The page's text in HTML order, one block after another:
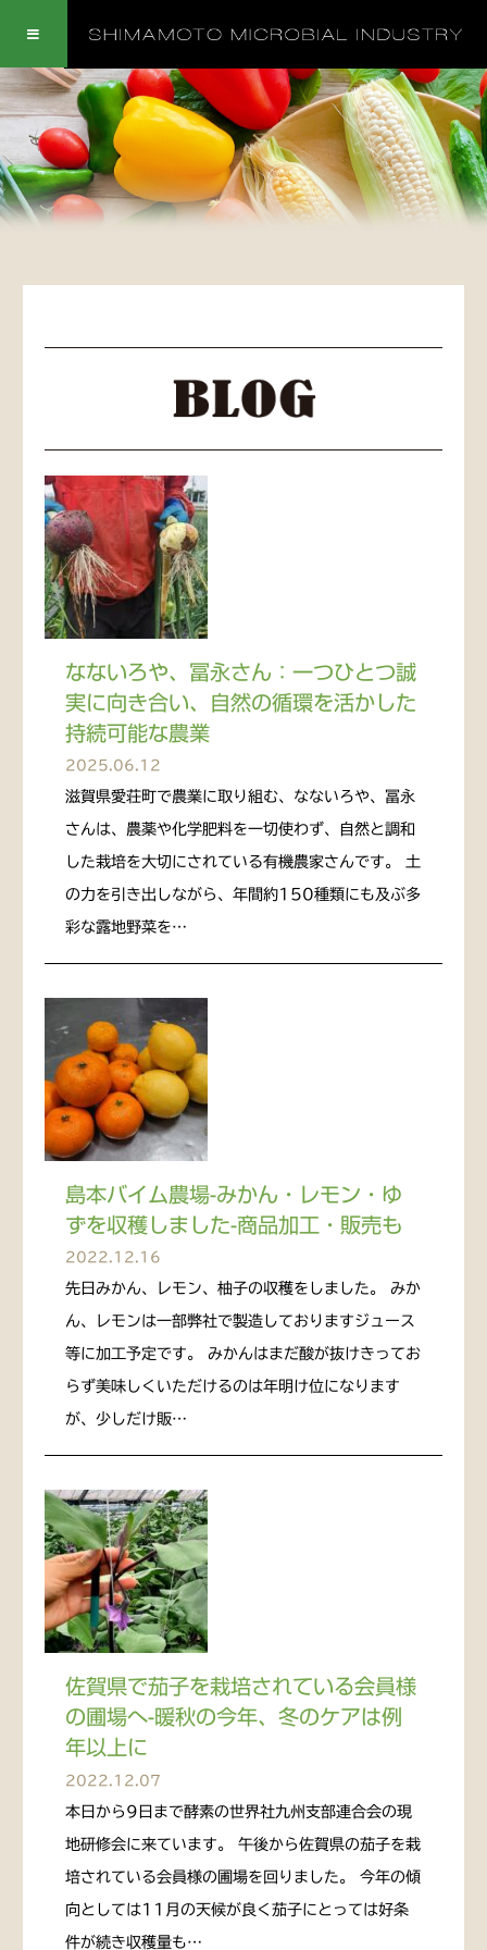
なないろや、冨永さん：一つひとつ誠
実に向き合い、自然の循環を活かした
持続可能な農業
2025.06.12
滋賀県愛荘町で農業に取り組む、なないろや、冨永
さんは、農薬や化学肥料を一切使わず、自然と調和
した栽培を大切にされている有機農家さんです。 土
の力を引き出しながら、年間約150種類にも及ぶ多
彩な露地野菜を…
島本バイム農場-みかん・レモン・ゆ
ずを収穫しました-商品加工・販売も
2022.12.16
先日みかん、レモン、柚子の収穫をしました。 みか
ん、レモンは一部弊社で製造しておりますジュース
等に加工予定です。 みかんはまだ酸が抜けきってお
らず美味しくいただけるのは年明け位になります
が、少しだけ販…
佐賀県で茄子を栽培されている会員様
の圃場へ-暖秋の今年、冬のケアは例
年以上に
2022.12.07
本日から9日まで酵素の世界社九州支部連合会の現
地研修会に来ています。 午後から佐賀県の茄子を栽
培されている会員様の圃場を回りました。 今年の傾
向としては11月の天候が良く茄子にとっては好条
件が続き収穫量も…